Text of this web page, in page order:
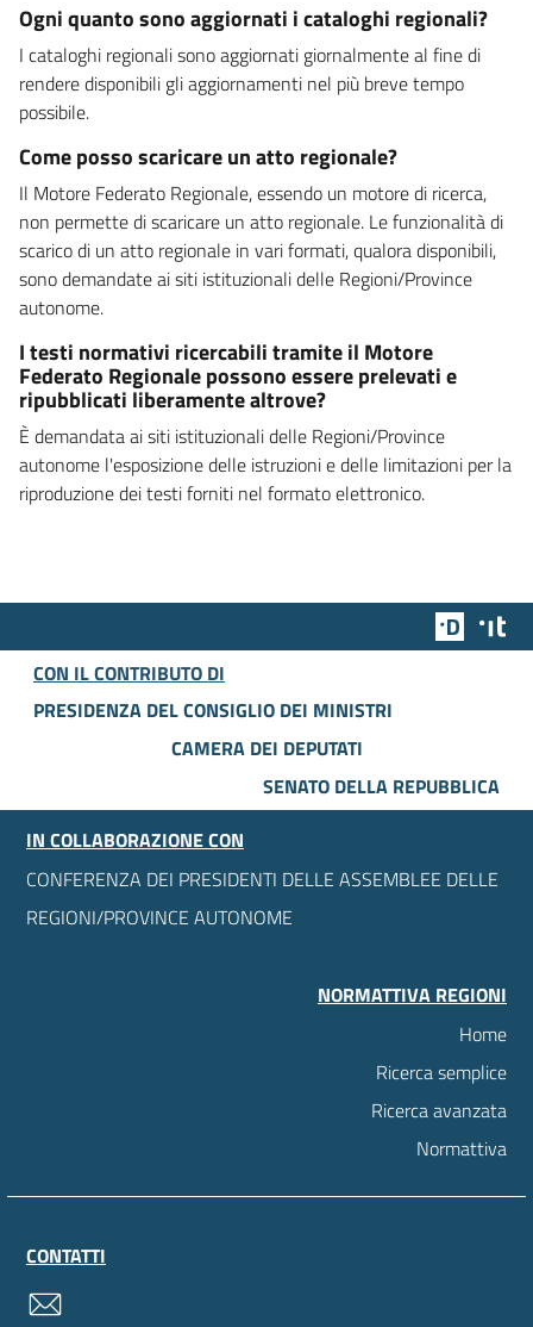
Ogni quanto sono aggiornati i cataloghi regionali?
I cataloghi regionali sono aggiornati giornalmente al fine di
rendere disponibili gli aggiornamenti nel più breve tempo
possibile.
Come posso scaricare un atto regionale?
Il Motore Federato Regionale, essendo un motore di ricerca,
non permette di scaricare un atto regionale. Le funzionalità di
scarico di un atto regionale in vari formati, qualora disponibili,
sono demandate ai siti istituzionali delle Regioni/Province
autonome.
I testi normativi ricercabili tramite il Motore
Federato Regionale possono essere prelevati e
ripubblicati liberamente altrove?
È demandata ai siti istituzionali delle Regioni/Province
autonome l'esposizione delle istruzioni e delle limitazioni per la
riproduzione dei testi forniti nel formato elettronico.
Team
CON IL CONTRIBUTO DI
PRESIDENZA DEL CONSIGLIO DEI MINISTRI
CAMERA DEI DEPUTATI
SENATO DELLA REPUBBLICA
IN COLLABORAZIONE CON
CONFERENZA DEI PRESIDENTI DELLE ASSEMBLEE DELLE
REGIONI/PROVINCE AUTONOME
NORMATTIVA REGIONI
Home
Ricerca semplice
Ricerca avanzata
Normattiva
CONTATTI